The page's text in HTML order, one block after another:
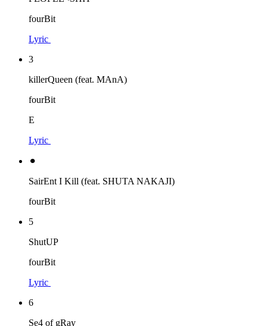
fourBit
Lyric
3
killerQueen (feat. MAnA)
fourBit
E
Lyric
⚫︎
SairEnt I Kill (feat. SHUTA NAKAJI)
fourBit
5
ShutUP
fourBit
Lyric
6
Se4 of gRay